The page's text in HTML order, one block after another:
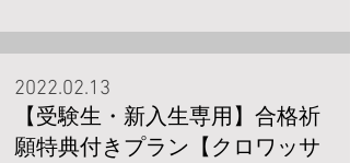
2022.02.13
【受験生・新入生専用】合格祈
願特典付きプラン【クロワッサ